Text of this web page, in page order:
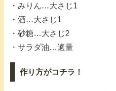
・みりん…大さじ1
・酒…大さじ1
・砂糖…大さじ2
・サラダ油…適量
作り方がコチラ！